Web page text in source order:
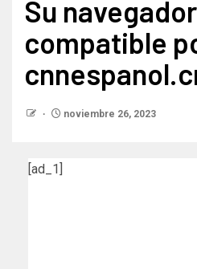
Su
compatible
noviembre 26, 2023
[ad_1]